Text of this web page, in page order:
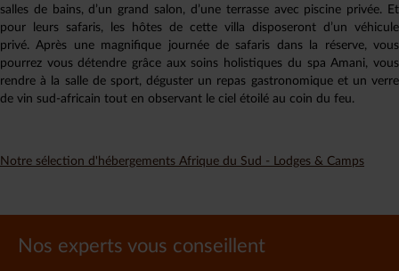
salles de bains, d’un grand salon, d’une terrasse avec piscine privée. Et
pour leurs safaris, les hôtes de cette villa disposeront d’un véhicule
privé. Après une magnifique journée de safaris dans la réserve, vous
pourrez vous détendre grâce aux soins holistiques du spa Amani, vous
rendre à la salle de sport, déguster un repas gastronomique et un verre
de vin sud-africain tout en observant le ciel étoilé au coin du feu.
Notre sélection d'hébergements Afrique du Sud - Lodges & Camps
Nos experts vous conseillent